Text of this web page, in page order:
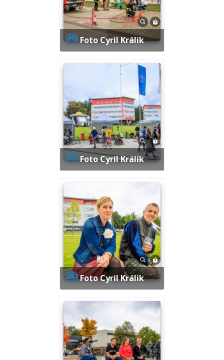
Foto Cyril Králik
Foto Cyril Králik
Foto Cyril Králik